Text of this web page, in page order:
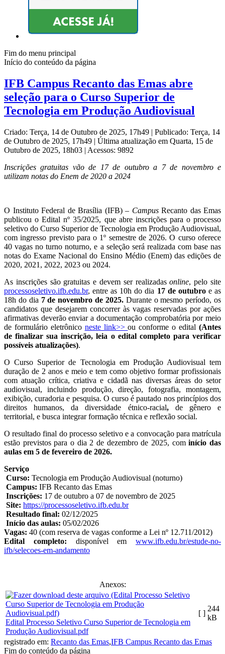
Fim do menu principal
Início do conteúdo da página
IFB Campus Recanto das Emas abre
seleção para o Curso Superior de
Tecnologia em Produção Audiovisual
Criado: Terça, 14 de Outubro de 2025, 17h49 | Publicado: Terça, 14
de Outubro de 2025, 17h49 | Última atualização em Quarta, 15 de
Outubro de 2025, 18h03 | Acessos: 9892
Inscrições gratuitas vão de 17 de outubro a 7 de novembro e
utilizam notas do Enem de 2020 a 2024
O Instituto Federal de Brasília (IFB) – CampusRecanto das Emas
publicou o Edital nº 35/2025, que abre inscrições para o processo
seletivo do Curso Superior de Tecnologia em Produção Audiovisual,
com ingresso previsto para o 1º semestre de 2026. O curso oferece
40 vagas no turno noturno, e a seleção será realizada com base nas
notas do Exame Nacional do Ensino Médio (Enem) das edições de
2020, 2021, 2022, 2023 ou 2024.
As inscrições são gratuitas e devem ser realizadasonline, pelo site
processoseletivo.ifb.edu.br, entre as 10h do dia 17 de outubro e as
18h do dia 7 de novembro de 2025.Durante o mesmo período, os
candidatos que desejarem concorrer às vagas reservadas por ações
afirmativas deverão enviar a documentação comprobatória por meio
de formulário eletrônico neste link>>ou conforme o edital(Antes
de finalizar sua inscrição, leia o edital completo para verificar
possíveis atualizações).
O Curso Superior de Tecnologia em Produção Audiovisual tem
duração de 2 anos e meio e tem como objetivo formar profissionais
com atuação crítica, criativa e cidadã nas diversas áreas do setor
audiovisual, incluindo produção, direção, fotografia, montagem,
exibição, curadoria e pesquisa. O curso é pautado nos princípios dos
direitos humanos, da diversidade étnico-racial, de gênero e
territorial, e busca integrar formação técnica e reflexão social.
O resultado final do processo seletivo e a convocação para matrícula
estão previstos para o dia 2 de dezembro de 2025, cominício das
aulas em 5 de fevereiro de 2026.
Serviço
Curso: Tecnologia em Produção Audiovisual (noturno)
Campus: IFB Recanto das Emas
Inscrições: 17 de outubro a 07 de novembro de 2025
Site: https://processoseletivo.ifb.edu.br
Resultado final: 02/12/2025
Início das aulas: 05/02/2026
Vagas: 40 (com reserva de vagas conforme a Lei nº 12.711/2012)
Edital completo: disponível em www.ifb.edu.br/estude-no-
ifb/selecoes-em-andamento
Anexos:
Edital Processo Seletivo Curso Superior de Tecnologia em
Produção Audiovisual.pdf
[ ]
244
kB
registrado em: Recanto das Emas,IFB Campus Recanto das Emas
Fim do conteúdo da página